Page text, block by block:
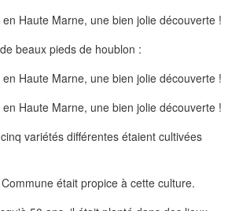
beaux pieds de houblon :
variétés différentes étaient cultivées
était propice à cette culture.